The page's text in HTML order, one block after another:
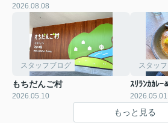
2026.08.08
スタッフブログ
もちだんご村
2026.05.10
スタッ
ｽﾘﾗﾝｶｶﾚｰ
2026.05.01
もっと見る